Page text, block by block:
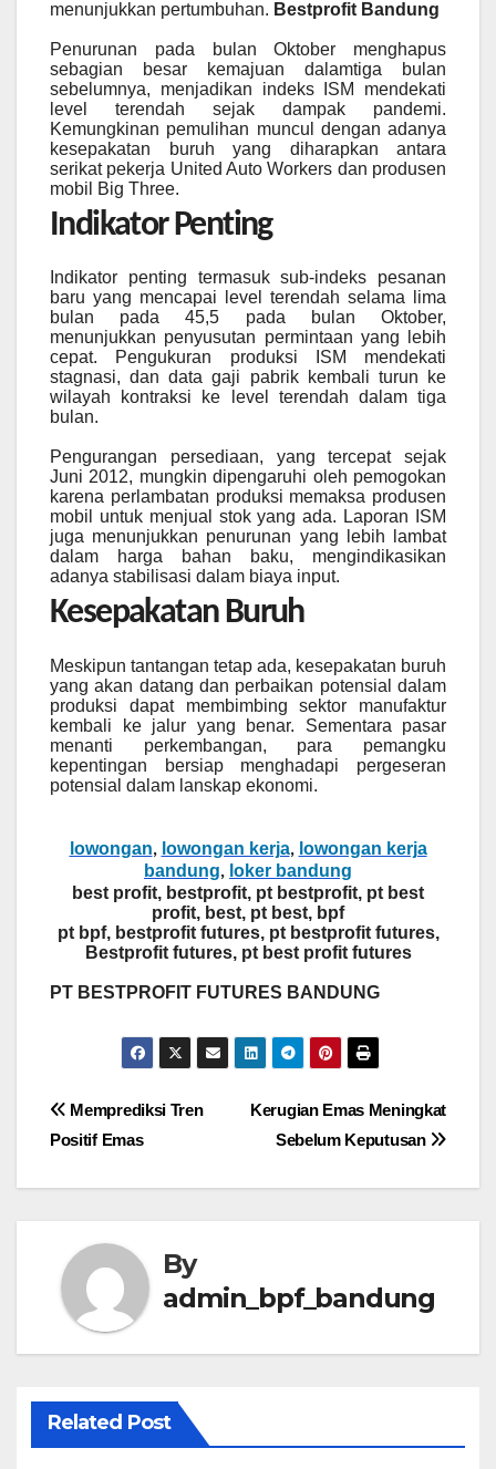
menunjukkan pertumbuhan. Bestprofit Bandung
Penurunan pada bulan Oktober menghapus
sebagian besar kemajuan dalamtiga bulan
sebelumnya, menjadikan indeks ISM mendekati
level terendah sejak dampak pandemi.
Kemungkinan pemulihan muncul dengan adanya
kesepakatan buruh yang diharapkan antara
serikat pekerja United Auto Workers dan produsen
mobil Big Three.
Indikator Penting
Indikator penting termasuk sub-indeks pesanan
baru yang mencapai level terendah selama lima
bulan pada 45,5 pada bulan Oktober,
menunjukkan penyusutan permintaan yang lebih
cepat. Pengukuran produksi ISM mendekati
stagnasi, dan data gaji pabrik kembali turun ke
wilayah kontraksi ke level terendah dalam tiga
bulan.
Pengurangan persediaan, yang tercepat sejak
Juni 2012, mungkin dipengaruhi oleh pemogokan
karena perlambatan produksi memaksa produsen
mobil untuk menjual stok yang ada. Laporan ISM
juga menunjukkan penurunan yang lebih lambat
dalam harga bahan baku, mengindikasikan
adanya stabilisasi dalam biaya input.
Kesepakatan Buruh
Meskipun tantangan tetap ada, kesepakatan buruh
yang akan datang dan perbaikan potensial dalam
produksi dapat membimbing sektor manufaktur
kembali ke jalur yang benar. Sementara pasar
menanti perkembangan, para pemangku
kepentingan bersiap menghadapi pergeseran
potensial dalam lanskap ekonomi.
lowongan, lowongan kerja, lowongan kerja
bandung, loker bandung
best profit, bestprofit, pt bestprofit, pt best
profit, best, pt best, bpf
pt bpf, bestprofit futures, pt bestprofit futures,
Bestprofit futures, pt best profit futures
PT BESTPROFIT FUTURES BANDUNG
Post
Kerugian Emas Meningkat
Sebelum Keputusan
Memprediksi Tren
Positif Emas
By
admin_bpf_bandung
Related Post